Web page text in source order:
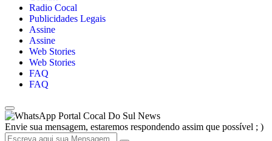
Radio Cocal
Publicidades Legais
Assine
Assine
Web Stories
Web Stories
FAQ
FAQ
Portal Cocal Do Sul News
Envie sua mensagem, estaremos respondendo assim que possível ; )